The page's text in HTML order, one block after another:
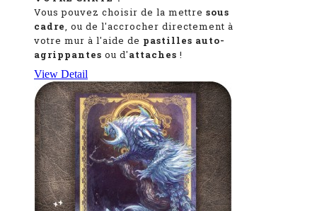
Vous pouvez choisir de la mettre sous
cadre , ou de l'accrocher directement à
votre mur à l'aide de pastilles auto-
agrippantes ou d'attaches !
View Detail